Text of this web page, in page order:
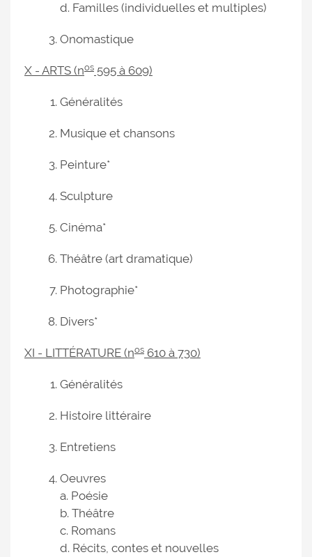
d. Familles (individuelles et multiples)
Onomastique
X - ARTS (nos 595 à 609)
Généralités
Musique et chansons
Peinture*
Sculpture
Cinéma*
Théâtre (art dramatique)
Photographie*
Divers*
XI - LITTÉRATURE (nos 610 à 730)
Généralités
Histoire littéraire
Entretiens
Oeuvres
a. Poésie
b. Théâtre
c. Romans
d. Récits, contes et nouvelles